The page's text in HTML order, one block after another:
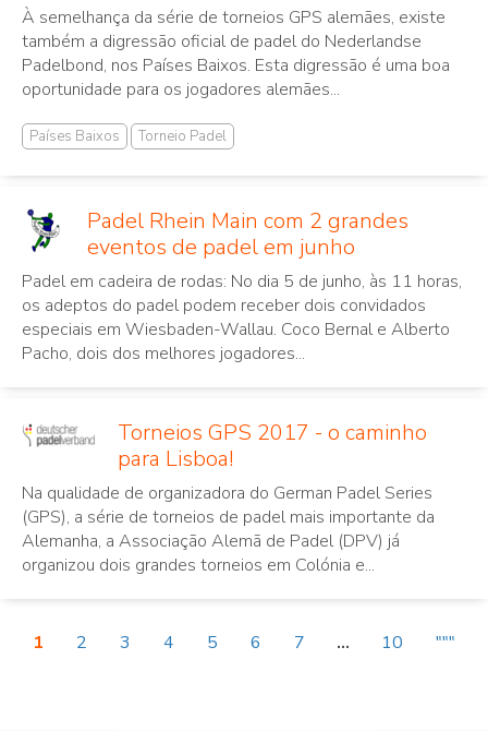
À semelhança da série de torneios GPS alemães, existe
também a digressão oficial de padel do Nederlandse
Padelbond, nos Países Baixos. Esta digressão é uma boa
oportunidade para os jogadores alemães...
Países Baixos Torneio Padel
Padel Rhein Main com 2 grandes
eventos de padel em junho
Padel em cadeira de rodas: No dia 5 de junho, às 11 horas,
os adeptos do padel podem receber dois convidados
especiais em Wiesbaden-Wallau. Coco Bernal e Alberto
Pacho, dois dos melhores jogadores...
Torneios GPS 2017 - o caminho
para Lisboa!
Na qualidade de organizadora do German Padel Series
(GPS), a série de torneios de padel mais importante da
Alemanha, a Associação Alemã de Padel (DPV) já
organizou dois grandes torneios em Colónia e...
1 2 3 4 5 6 7 ... 10 """